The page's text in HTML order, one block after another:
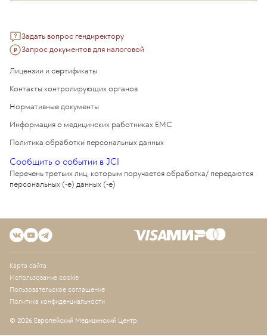
Задать вопрос гендиректору
Запрос документов для налоговой
Лицензии и сертификаты
Контакты контролирующих органов
Нормативные документы
Информация о медицинских работниках EMC
Политика обработки персональных данных
Сообщить о событии в JCI
Перечень третьих лиц, которым поручается обработка/ передаются
персональных (-е) данных (-е)
Карта сайта
Использование cookie
Пользовательское соглашение
Политика конфиденциальности
© 2026 Европейский Медицинский Центр